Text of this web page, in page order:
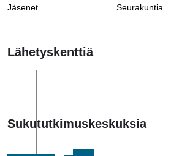
Jäsenet Seurakuntia
Lähetyskenttiä
Sukututkimuskeskuksia